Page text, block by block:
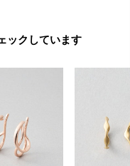
ックしています